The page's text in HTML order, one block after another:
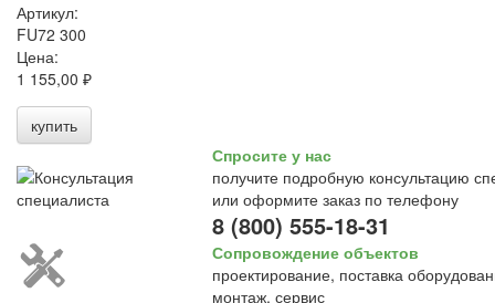
Артикул:
FU72 300
Цена:
1 155,00 ₽
купить
Спросите у нас
получите подробную консультацию
или оформите заказ по телефону
8 (800) 555-18-31
Сопровождение объектов
проектирование, поставка
монтаж, сервис